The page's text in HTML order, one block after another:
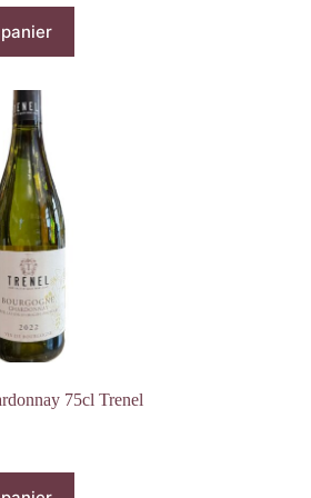
75cl Trenel